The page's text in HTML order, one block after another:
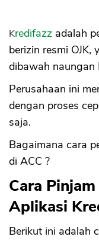
Kredifazz adalah
berizin resmi
dibawah naungan
Perusahaan ini
dengan proses
saja.
Bagaimana cara
di ACC ?
Cara
Aplikasi
Berikut ini adalah